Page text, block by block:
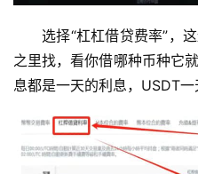
选择“杠杠借贷费率”，
之里找，看你借哪种币种它
息都是一天的利息，USDT一